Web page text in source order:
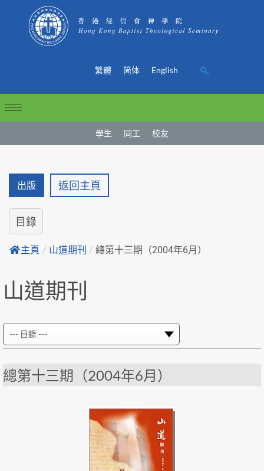
繁體 简体 English
學生 同工 校友
出版 返回主頁
目錄
主頁 / 山道期刊 / 總第十三期（2004年6月）
山道期刊
總第十三期（2004年6月）